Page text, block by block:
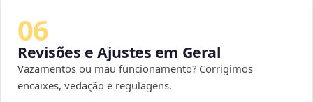
06
Revisões e Ajustes em Geral
Vazamentos ou mau funcionamento? Corrigimos
encaixes, vedação e regulagens.